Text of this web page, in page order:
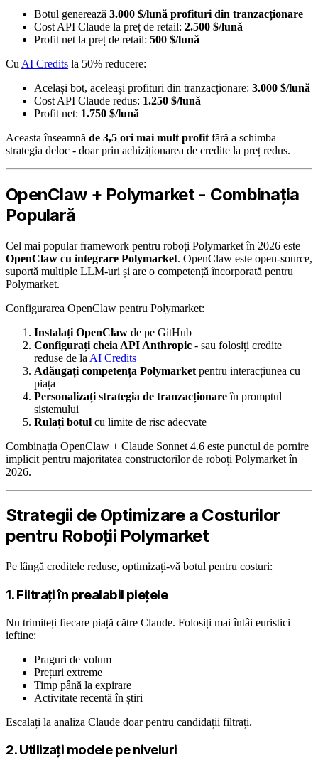
Botul generează 3.000 $/lună profituri din tranzacționare
Cost API Claude la preț de retail: 2.500 $/lună
Profit net la preț de retail: 500 $/lună
Cu AI Credits la 50% reducere:
Același bot, aceleași profituri din tranzacționare: 3.000 $/lună
Cost API Claude redus: 1.250 $/lună
Profit net: 1.750 $/lună
Aceasta înseamnă de 3,5 ori mai mult profit fără a schimba
strategia deloc - doar prin achiziționarea de credite la preț redus.
OpenClaw + Polymarket - Combinația
Populară
Cel mai popular framework pentru roboți Polymarket în 2026 este
OpenClaw cu integrare Polymarket. OpenClaw este open-source,
suportă multiple LLM-uri și are o competență încorporată pentru
Polymarket.
Configurarea OpenClaw pentru Polymarket:
Instalați OpenClaw de pe GitHub
Configurați cheia API Anthropic - sau folosiți credite
reduse de la AI Credits
Adăugați competența Polymarket pentru interacțiunea cu
piața
Personalizați strategia de tranzacționareîn promptul
sistemului
Rulați botul cu limite de risc adecvate
Combinația OpenClaw + Claude Sonnet 4.6 este punctul de pornire
implicit pentru majoritatea constructorilor de roboți Polymarket în
2026.
Strategii de Optimizare a Costurilor
pentru Roboții Polymarket
Pe lângă creditele reduse, optimizați-vă botul pentru costuri:
1. Filtrați în prealabil piețele
Nu trimiteți fiecare piață către Claude. Folosiți mai întâi euristici
ieftine:
Praguri de volum
Prețuri extreme
Timp până la expirare
Activitate recentă în știri
Escalați la analiza Claude doar pentru candidații filtrați.
2. Utilizați modele pe niveluri